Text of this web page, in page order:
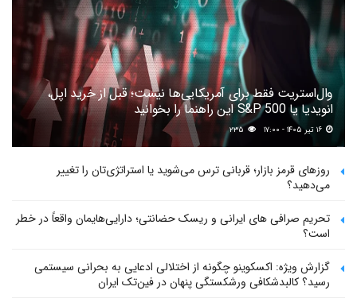
وال‌استریت فقط برای آمریکایی‌ها نیست؛ قبل از خرید اپل،
انویدیا یا S&P 500 این راهنما را بخوانید
۲۳۵
روزهای قرمز بازار؛ قربانی ترس می‌شوید یا استراتژی‌تان را تغییر
می‌دهید؟
تحریم صرافی های ایرانی و ریسک حضانتی؛ دارایی‌هایمان واقعاً در خطر
است؟
گزارش ویژه: اکسکوینو چگونه از اختلالی ادعایی به بحرانی سیستمی
رسید؟ کالبدشکافی ورشکستگی پنهان در فین‌تک ایران